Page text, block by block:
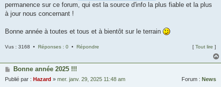
permanence sur ce forum, qui est la source d'info la plus fiable et la plus
à jour nous concernant !
Bonne année à toutes et tous et à bientôt sur le terrain
Vus : 3168 • Réponses : 0 • Répondre [ Tout lire ]
Bonne année 2025 !!!
Publié par : Hazard » mer. janv. 29, 2025 11:48 am Forum : News